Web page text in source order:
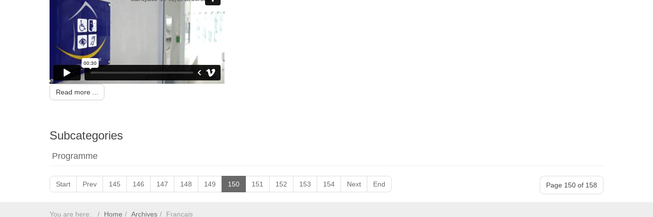
Read more ...
Subcategories
Programme
Page 150 of 158
Start Prev 145 146 147 148 149 150 151 152 153 154 Next End
You are here: Home Archives Français